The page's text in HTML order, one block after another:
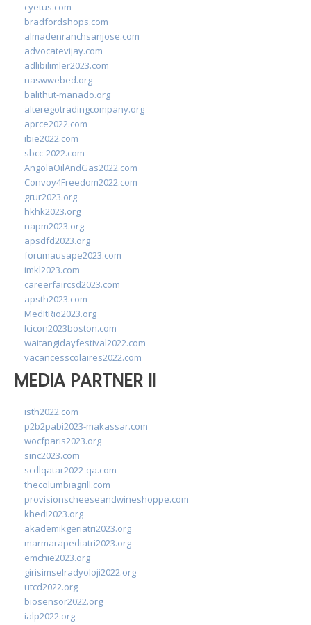
cyetus.com
bradfordshops.com
almadenranchsanjose.com
advocatevijay.com
adlibilimler2023.com
naswwebed.org
balithut-manado.org
alteregotradingcompany.org
aprce2022.com
ibie2022.com
sbcc-2022.com
AngolaOilAndGas2022.com
Convoy4Freedom2022.com
grur2023.org
hkhk2023.org
napm2023.org
apsdfd2023.org
forumausape2023.com
imkl2023.com
careerfaircsd2023.com
apsth2023.com
MedItRio2023.org
lcicon2023boston.com
waitangidayfestival2022.com
vacancesscolaires2022.com
MEDIA PARTNER II
isth2022.com
p2b2pabi2023-makassar.com
wocfparis2023.org
sinc2023.com
scdlqatar2022-qa.com
thecolumbiagrill.com
provisionscheeseandwineshoppe.com
khedi2023.org
akademikgeriatri2023.org
marmarapediatri2023.org
emchie2023.org
girisimselradyoloji2022.org
utcd2022.org
biosensor2022.org
ialp2022.org